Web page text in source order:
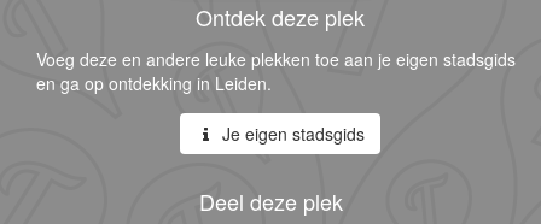
Ontdek deze plek
Voeg deze en andere leuke plekken toe aan je eigen stadsgids
en ga op ontdekking in Leiden.
Je eigen stadsgids
Deel deze plek